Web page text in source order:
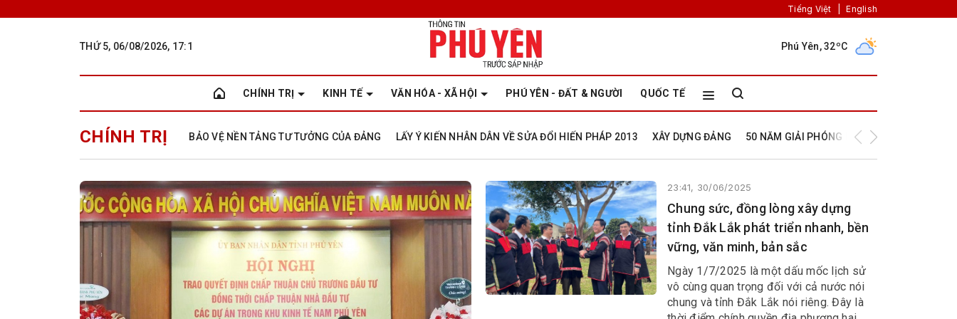
Tiếng Việt English
THỨ 5, 06/08/2026, 17:1 Phú Yên, 32ºC
CHÍNH TRỊ KINH TẾ VĂN HÓA - XÃ HỘI PHÚ YÊN - ĐẤT & NGƯỜI QUỐC TẾ
CHÍNH TRỊ BẢO VỆ NỀN TẢNG TƯ TƯỞNG CỦA ĐẢNG LẤY Ý KIẾN NHÂN DÂN VỀ SỬA ĐỔI HIẾN PHÁP 2013 XÂY DỰNG ĐẢNG 50 NĂM GIẢI PHÓNG PHÚ YÊN
23:41, 30/06/2025
Chung sức, đồng lòng xây dựng
tỉnh Đắk Lắk phát triển nhanh, bền
vững, văn minh, bản sắc
Ngày 1/7/2025 là một dấu mốc lịch sử
vô cùng quan trọng đối với cả nước nói
chung và tỉnh Đắk Lắk nói riêng. Đây là